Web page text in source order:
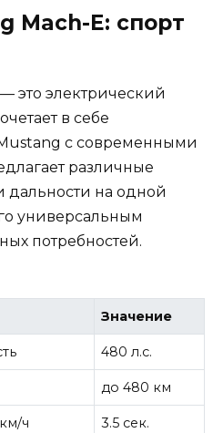
Mach-E: спорт
это электрический
в себе
с современными
различные
дальности на одной
универсальным
потребностей.
Значение
480 л.с.
до 480 км
ч 3.5 сек.